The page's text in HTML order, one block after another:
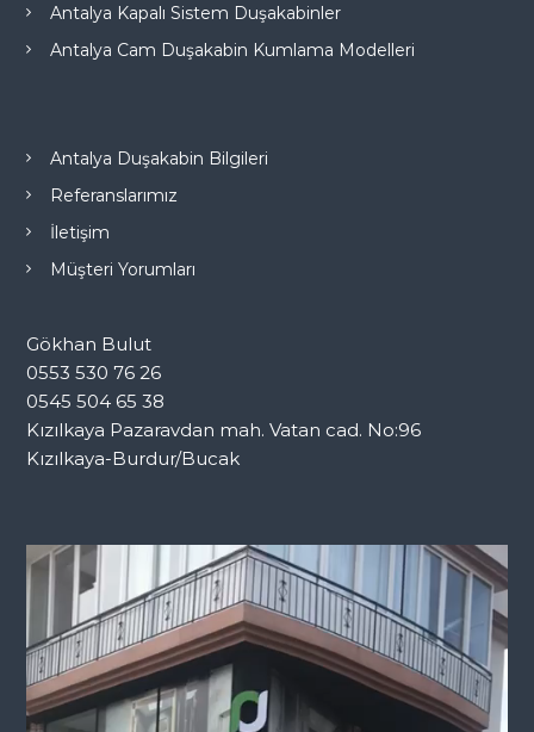
Antalya Kapalı Sistem Duşakabinler
Antalya Cam Duşakabin Kumlama Modelleri
Antalya Duşakabin Bilgileri
Referanslarımız
İletişim
Müşteri Yorumları
Gökhan Bulut
0553 530 76 26
0545 504 65 38
Kızılkaya Pazaravdan mah. Vatan cad. No:96
Kızılkaya-Burdur/Bucak
i
o
o
y